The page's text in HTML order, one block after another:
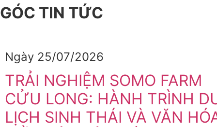
GÓC TIN TỨC
Ngày 25/07/2026
TRẢI NGHIỆM SOMO FARM
CỬU LONG: HÀNH TRÌNH
LỊCH SINH THÁI VÀ VĂN